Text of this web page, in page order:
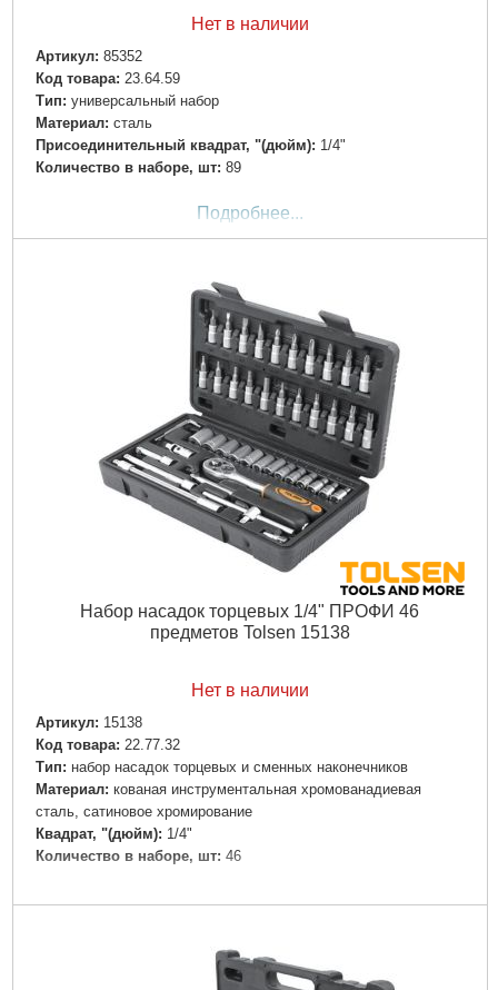
Нет в наличии
Артикул: 85352
Код товара: 23.64.59
Тип: универсальный набор
Материал: сталь
Присоединительный квадрат, "(дюйм): 1/4"
Количество в наборе, шт: 89
Подробнее...
Набор насадок торцевых 1/4" ПРОФИ 46
предметов Tolsen 15138
Нет в наличии
Артикул: 15138
Код товара: 22.77.32
Тип: набор насадок торцевых и сменных наконечников
Материал: кованая инструментальная хромованадиевая
сталь, сатиновое хромирование
Квадрат, "(дюйм): 1/4"
Количество в наборе, шт: 46
Подробнее...